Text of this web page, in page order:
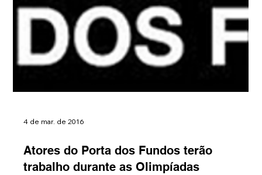
Atores do Porta dos Fundos terão